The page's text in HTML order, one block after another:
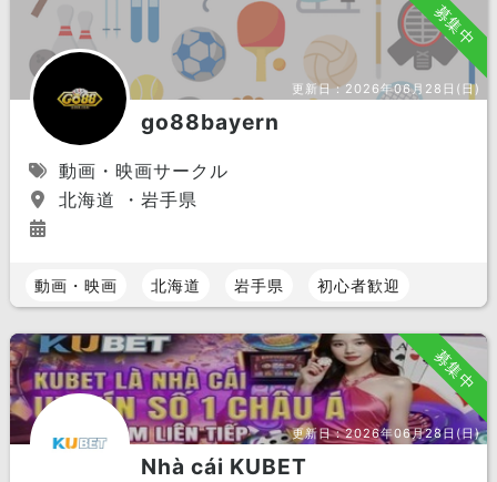
募集中
更新日：2026年06月28日(日)
go88bayern
動画・映画サークル
北海道 ・岩手県
動画・映画 北海道 岩手県 初心者歓迎
募集中
更新日：2026年06月28日(日)
Nhà cái KUBET